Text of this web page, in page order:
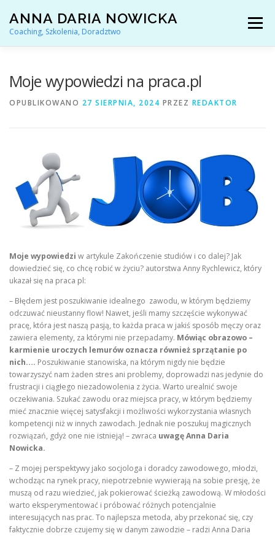
treści
ANNA DARIA NOWICKA
Coaching, Szkolenia, Doradztwo
Menu
ARTYKUŁY I YOUTUBE REFERENCJE O MNIE
KONTAKT
Moje wypowiedzi na praca.pl
OPUBLIKOWANO 27 SIERPNIA, 2024 PRZEZ REDAKTOR
Moje wypowiedzi w artykule Zakończenie studiów i co dalej? Jak
dowiedzieć się, co chcę robić w życiu? autorstwa Anny Rychlewicz, który
ukazał się na praca pl:
– Błędem jest poszukiwanie idealnego zawodu, w którym będziemy
odczuwać nieustanny flow! Nawet, jeśli mamy szczęście wykonywać
pracę, która jest naszą pasją, to każda praca w jakiś sposób męczy oraz
zawiera elementy, za którymi nie przepadamy. Mówiąc obrazowo –
karmienie uroczych lemurów oznacza również sprzątanie po
nich…. Poszukiwanie stanowiska, na którym nigdy nie będzie
towarzyszyć nam żaden stres ani problemy, doprowadzi nas jedynie do
frustracji i ciągłego niezadowolenia z życia. Warto urealnić swoje
oczekiwania. Szukać zawodu oraz miejsca pracy, w którym będziemy
mieć znacznie więcej satysfakcji i możliwości wykorzystania własnych
kompetencji niż w innych zawodach. Jednak nie poszukuj magicznych
rozwiązań, gdyż one nie istnieją! – zwraca uwagę Anna Daria
Nowicka.
– Z mojej perspektywy jako socjologa i doradcy zawodowego, młodzi,
wchodząc na rynek pracy, niepotrzebnie wywierają na sobie presję, że
muszą od razu wiedzieć, jak pokierować ścieżką zawodową. W młodości
warto eksperymentować i próbować różnych potencjalnie
interesujących nas prac. To najlepsza metoda, aby przekonać się, czy
faktycznie dobrze czujemy się w danym zawodzie – radzi Anna Daria